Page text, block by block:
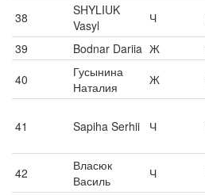
38
SHYLIUK
Vasyl
Ч
39
Bodnar Dariia Ж
40
Гусынина
Наталия
Ж
41 Sapiha Serhii Ч
42
Власюк
Василь
Ч